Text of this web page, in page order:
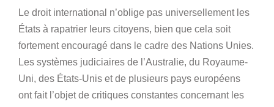
Le droit international n’oblige pas universellement les
États à rapatrier leurs citoyens, bien que cela soit
fortement encouragé dans le cadre des Nations Unies.
Les systèmes judiciaires de l’Australie, du Royaume-
Uni, des États-Unis et de plusieurs pays européens
ont fait l’objet de critiques constantes concernant les